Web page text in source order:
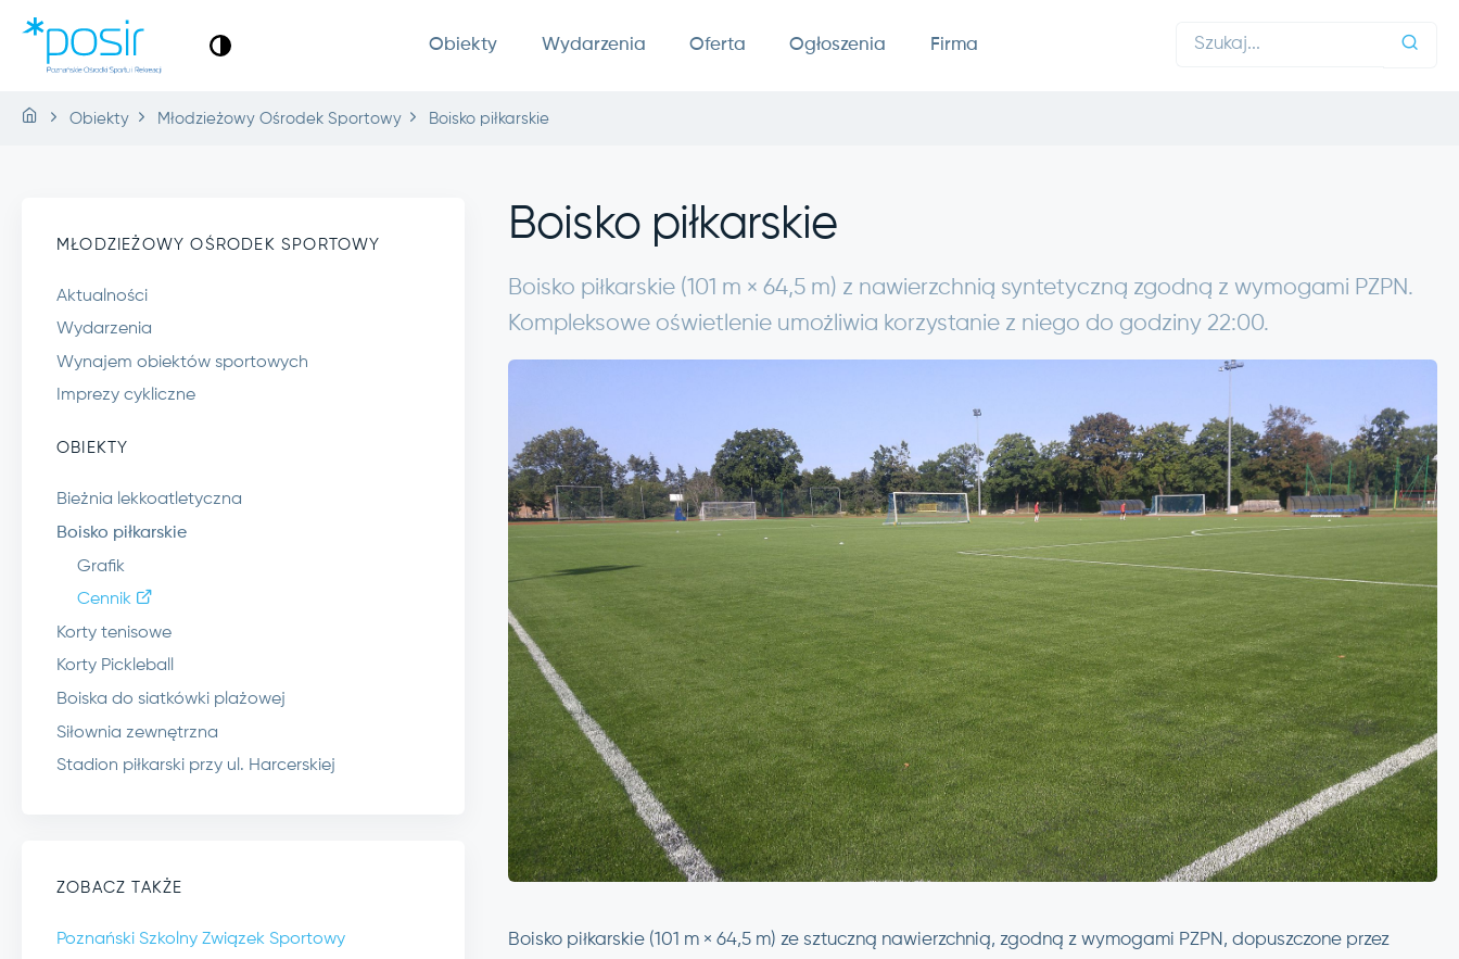
Obiekty Wydarzenia Oferta Ogłoszenia Firma
Obiekty Młodzieżowy Ośrodek Sportowy Boisko piłkarskie
MŁODZIEŻOWY OŚRODEK SPORTOWY
Aktualności
Wydarzenia
Wynajem obiektów sportowych
Imprezy cykliczne
OBIEKTY
Bieżnia lekkoatletyczna
Boisko piłkarskie
Grafik
Cennik
Korty tenisowe
Korty Pickleball
Boiska do siatkówki plażowej
Siłownia zewnętrzna
Stadion piłkarski przy ul. Harcerskiej
ZOBACZ TAKŻE
Poznański Szkolny Związek Sportowy
Boisko piłkarskie
Boisko piłkarskie (101 m × 64,5 m) z nawierzchnią syntetyczną zgodną z wymogami PZPN.
Kompleksowe oświetlenie umożliwia korzystanie z niego do godziny 22:00.
Boisko piłkarskie (101 m × 64,5 m) ze sztuczną nawierzchnią, zgodną z wymogami PZPN, dopuszczone przez